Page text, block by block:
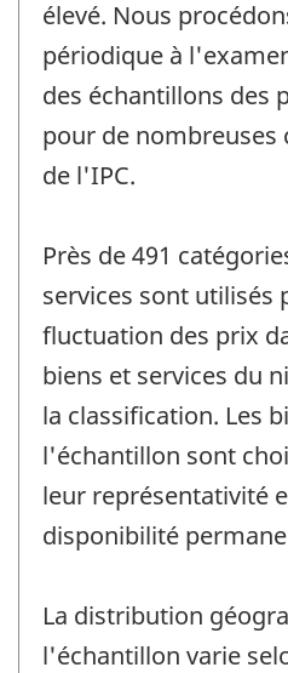
élevé. Nous
périodique à
des échantillons des
pour de nombreuses
de l'IPC.
Près de 491
services sont utilisés
fluctuation des prix
biens et services du
la classification. Les
l'échantillon sont
leur représentativité
disponibilité
La distribution
l'échantillon varie